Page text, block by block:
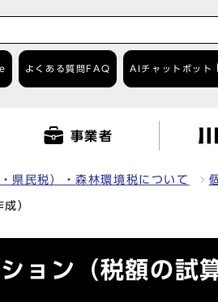
よくある質問 FAQ AIチャットボット
事業者
県民税）・森林環境税について
）
ン（税額の試